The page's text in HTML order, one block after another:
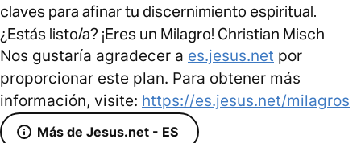
claves para afinar tu discernimiento espiritual.
¿Estás listo/a? ¡Eres un Milagro! Christian Misch
Nos gustaría agradecer a es.jesus.net por
proporcionar este plan. Para obtener más
información, visite: https://es.jesus.net/milagros
Más de Jesus.net - ES